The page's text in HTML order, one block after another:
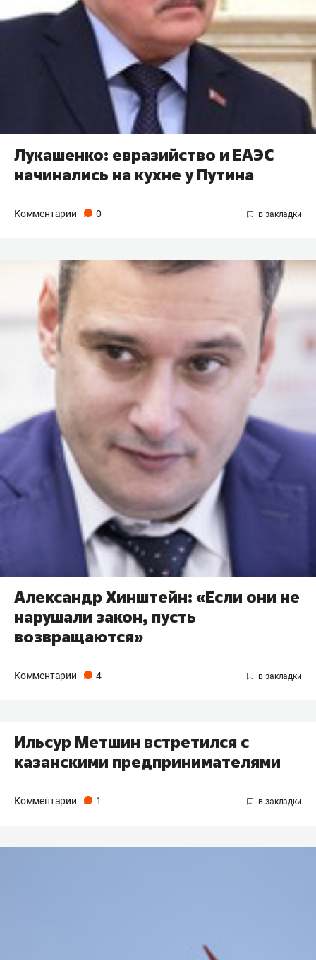
Лукашенко: евразийство и ЕАЭС
начинались на кухне у Путина
Комментарии 0
Александр Хинштейн: «Если они не
нарушали закон, пусть
возвращаются»
Комментарии 4
Ильсур Метшин встретился с
казанскими предпринимателями
Комментарии 1